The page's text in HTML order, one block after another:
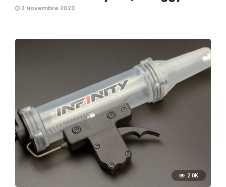
2 Novembre 2023
2.0K